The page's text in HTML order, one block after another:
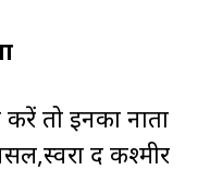
तो इनका नाता
द कश्मीर